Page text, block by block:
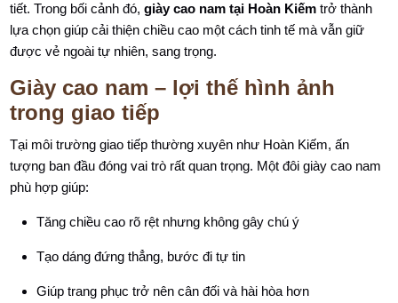
tiết. Trong bối cảnh đó,giày cao nam tại Hoàn Kiếm trở thành
lựa chọn giúp cải thiện chiều cao một cách tinh tế mà vẫn giữ
được vẻ ngoài tự nhiên, sang trọng.
Giày cao nam – lợi thế hình ảnh
trong giao tiếp
Tại môi trường giao tiếp thường xuyên như Hoàn Kiếm, ấn
tượng ban đầu đóng vai trò rất quan trọng. Một đôi giày cao nam
phù hợp giúp:
Tăng chiều cao rõ rệt nhưng không gây chú ý
Tạo dáng đứng thẳng, bước đi tự tin
Giúp trang phục trở nên cân đối và hài hòa hơn